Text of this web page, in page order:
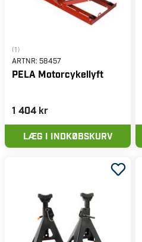
(1)
ARTNR: 58457
PELA Motorcykellyft
1 404 kr
LÆG I INDKØBSKURV